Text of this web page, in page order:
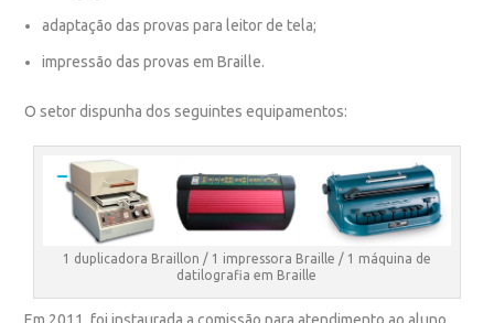
adaptação das provas para leitor de tela;
impressão das provas em Braille.
O setor dispunha dos seguintes equipamentos:
1 duplicadora Braillon / 1 impressora Braille / 1 máquina de
datilografia em Braille